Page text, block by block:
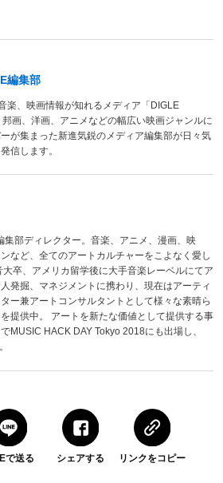
編集部
楽、映画情報が知れるメディア「DIGLE
邦画、洋画、アニメなどの幅広い映画ジャンルに
が集まった新進気鋭のメディア編集部が日々気
信します。
集部ディレクター。音楽、アニメ、漫画、映
など、全てのアートカルチャーをこよなく愛し
大卒、アメリカ留学後に大手音楽レーベルにてア
発掘、マネジメントに携わり、現在はアーティ
ー兼アートコンサルタントとして様々な素晴ら
提供中。 アートを新たな価値として提供する事
MUSIC HACK DAY Tokyo 2018にも出場し、
で送る シェアする リンクをコピー